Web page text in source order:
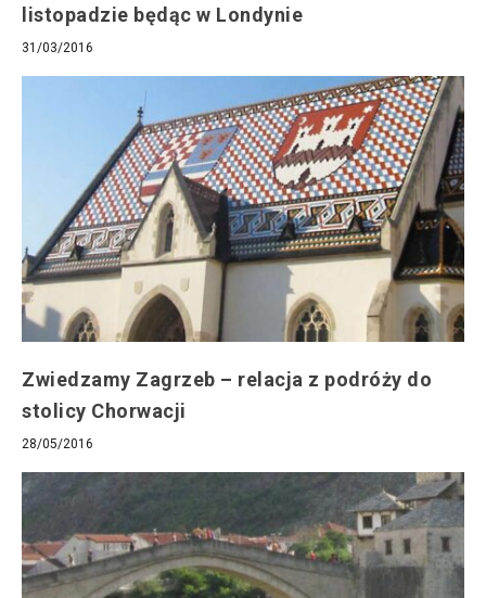
listopadzie będąc w Londynie
31/03/2016
Zwiedzamy Zagrzeb – relacja z podróży do
stolicy Chorwacji
28/05/2016